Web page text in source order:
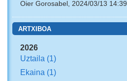
Oier Gorosabel, 2024/03/13 14:39
ARTXIBOA
2026
Uztaila (1)
Ekaina (1)